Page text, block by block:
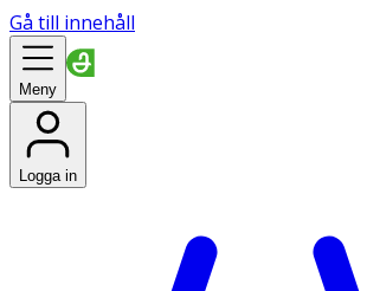
Gå till innehåll
Meny
Logga in